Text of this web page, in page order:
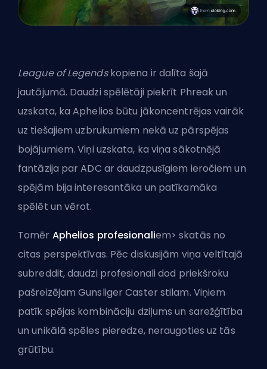
League of Legendskopiena ir dalīta šajā
jautājumā. Daudzi spēlētāji piekrīt Phreak un
uzskata, ka Aphelios būtu jākoncentrējas vairāk
uz tiešajiem uzbrukumiem nekā uz pārspējas
bojājumiem. Viņi uzskata, ka viņa sākotnējā
fantāzija par ADC ar daudzpusīgiem ieročiem un
spējām bija interesantāka un patīkamāka
spēlēt un vērot.
Tomēr Aphelios profesionaliem> skatās no
citas perspektīvas. Pēc diskusijām viņa veltītajā
subreddit, daudzi profesionali dod priekšroku
pašreizējam Gunsliger Caster stilam. Viņiem
patīk spējas kombināciju dziļums un sarežģītība
un unikālā spēles pieredze, neraugoties uz tās
grūtību.